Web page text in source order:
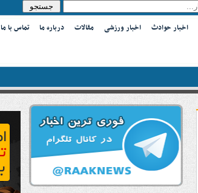
اخبار حوادث اخبار ورزشی مقالات درباره ما تماس با ما